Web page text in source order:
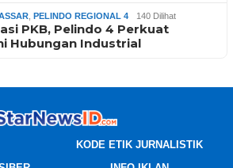
PELINDO REGIONAL 4 140 Dilihat
PKB, Pelindo 4 Perkuat
Hubungan Industrial
KODE ETIK JURNALISTIK